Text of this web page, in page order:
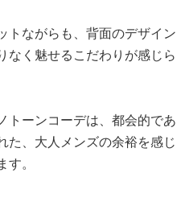
トながらも、背面のデザイン
なく魅せるこだわりが感じら
トーンコーデは、都会的であ
た、大人メンズの余裕を感じ
。